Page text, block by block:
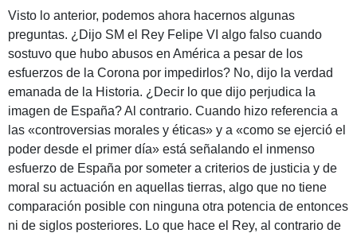
Visto lo anterior, podemos ahora hacernos algunas
preguntas. ¿Dijo SM el Rey Felipe VI algo falso cuando
sostuvo que hubo abusos en América a pesar de los
esfuerzos de la Corona por impedirlos? No, dijo la verdad
emanada de la Historia. ¿Decir lo que dijo perjudica la
imagen de España? Al contrario. Cuando hizo referencia a
las «controversias morales y éticas» y a «como se ejerció el
poder desde el primer día» está señalando el inmenso
esfuerzo de España por someter a criterios de justicia y de
moral su actuación en aquellas tierras, algo que no tiene
comparación posible con ninguna otra potencia de entonces
ni de siglos posteriores. Lo que hace el Rey, al contrario de